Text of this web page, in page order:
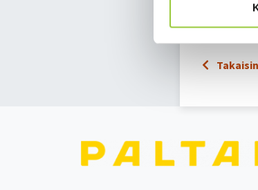
Luethan
tartuntaa-